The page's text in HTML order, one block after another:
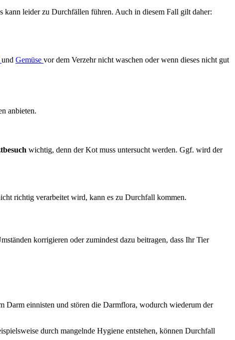
kann leider zu Durchfällen führen. Auch in diesem Fall gilt daher:
und Gemüse vor dem Verzehr nicht waschen oder wenn dieses nicht gut
anbieten.
wichtig, denn der Kot muss untersucht werden. Ggf. wird der
richtig verarbeitet wird, kann es zu Durchfall kommen.
korrigieren oder zumindest dazu beitragen, dass Ihr Tier
Darm einnisten und stören die Darmflora, wodurch wiederum der
durch mangelnde Hygiene entstehen, können Durchfall